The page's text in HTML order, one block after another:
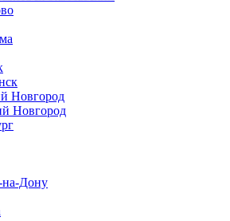
Новгород
Новгород
на-Дону